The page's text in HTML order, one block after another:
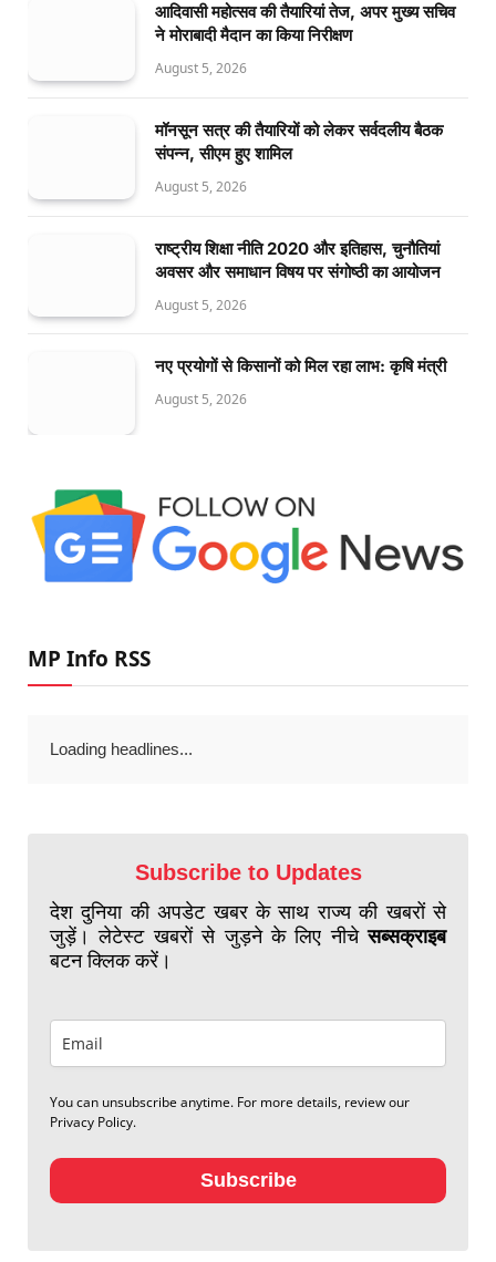
आदिवासी महोत्सव की तैयारियां तेज, अपर मुख्य सचिव
ने मोराबादी मैदान का किया निरीक्षण
August 5, 2026
मॉनसून सत्र की तैयारियों को लेकर सर्वदलीय बैठक
संपन्न, सीएम हुए शामिल
August 5, 2026
राष्ट्रीय शिक्षा नीति 2020 और इतिहास, चुनौतियां
अवसर और समाधान विषय पर संगोष्ठी का आयोजन
August 5, 2026
नए प्रयोगों से किसानों को मिल रहा लाभ: कृषि मंत्री
August 5, 2026
MP Info RSS
Loading headlines...
Subscribe to Updates
देश दुनिया की अपडेट खबर के साथ राज्य की खबरों से
जुड़ें। लेटेस्ट खबरों से जुड़ने के लिए नीचेसब्सक्राइब
बटन क्लिक करें।
You can unsubscribe anytime. For more details, review our
Privacy Policy.
Subscribe